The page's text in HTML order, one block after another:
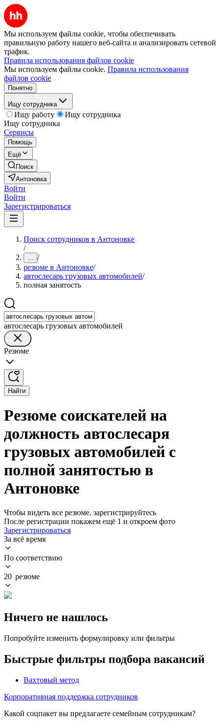
Мы используем файлы cookie, чтобы обеспечивать
правильную работу нашего веб-сайта и анализировать сетевой
трафик.
Правила использования файлов cookie
Мы используем файлы cookie. Правила использования
файлов cookie
Понятно
Ищу сотрудника
Ищу работу
Ищу сотрудника
Ищу сотрудника
Сервисы
Помощь
Ещё
Поиск
Антоновка
Войти
Войти
Зарегистрироваться
Поиск сотрудников в Антоновке
/
... /
резюме в Антоновке/
автослесарь грузовых автомобилей/
полная занятость
автослесарь грузовых автомобилей
Резюме
Найти
Резюме соискателей на
должность автослесаря
грузовых автомобилей с
полной занятостью в
Антоновке
Чтобы видеть все резюме, зарегистрируйтесь
После регистрации покажем ещё 1 и откроем фото
Зарегистрироваться
За всё время
По соответствию
20 резюме
Ничего не нашлось
Попробуйте изменить формулировку или фильтры
Быстрые фильтры подбора вакансий
Вахтовый метод
Корпоративная поддержка сотрудников
Какой соцпакет вы предлагаете семейным сотрудникам?